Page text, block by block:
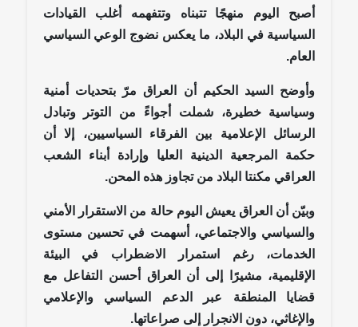
أصبح اليوم منهجًا تتبناه وتتفهمه أغلب القيادات
السياسية في البلاد، ما يعكس نضوج الوعي السياسي
العام.
وأوضح السيد الحكيم أن العراق مرّ بتحديات أمنية
وسياسية خطيرة، شملت أجواءً من التوتر وتبادل
الرسائل الإعلامية بين الفرقاء السياسيين، إلا أن
حكمة المرجعية الدينية العليا وإرادة أبناء الشعب
العراقي مكنتا البلاد من تجاوز هذه المحن.
وبيّن أن العراق يعيش اليوم حالة من الاستقرار الأمني
والسياسي والاجتماعي، أسهمت في تحسين مستوى
الخدمات، رغم استمرار الاضطراب في البيئة
الإقليمية، مشيرًا إلى أن العراق أحسن التفاعل مع
قضايا المنطقة عبر الدعم السياسي والإعلامي
والإغاثي، دون الانجرار إلى صراعاتها.